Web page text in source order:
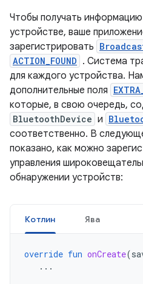
Чтобы получать
устройстве, ваше
зарегистрировать
ACTION_FOUND . Система
для каждого устройства.
дополнительные поля
которые, в свою очередь,
BluetoothDevice и
соответственно. В
показано, как можно
управления
обнаружении устройств:
Котлин Ява
override fun onCreate(
...